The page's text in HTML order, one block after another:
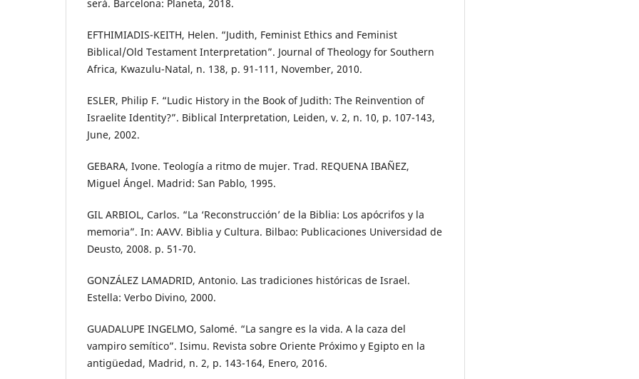
será. Barcelona: Planeta, 2018.
EFTHIMIADIS-KEITH, Helen. “Judith, Feminist Ethics and Feminist
Biblical/Old Testament Interpretation”. Journal of Theology for Southern
Africa, Kwazulu-Natal, n. 138, p. 91-111, November, 2010.
ESLER, Philip F. “Ludic History in the Book of Judith: The Reinvention of
Israelite Identity?”. Biblical Interpretation, Leiden, v. 2, n. 10, p. 107-143,
June, 2002.
GEBARA, Ivone. Teología a ritmo de mujer. Trad. REQUENA IBAÑEZ,
Miguel Ángel. Madrid: San Pablo, 1995.
GIL ARBIOL, Carlos. “La ‘Reconstrucción’ de la Biblia: Los apócrifos y la
memoria”. In: AAVV. Biblia y Cultura. Bilbao: Publicaciones Universidad de
Deusto, 2008. p. 51-70.
GONZÁLEZ LAMADRID, Antonio. Las tradiciones históricas de Israel.
Estella: Verbo Divino, 2000.
GUADALUPE INGELMO, Salomé. “La sangre es la vida. A la caza del
vampiro semítico”. Isimu. Revista sobre Oriente Próximo y Egipto en la
antigüedad, Madrid, n. 2, p. 143-164, Enero, 2016.